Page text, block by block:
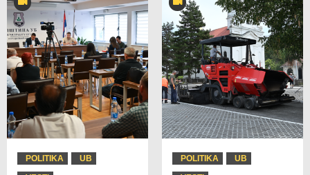
POLITIKA
UB
POLITIKA
UB